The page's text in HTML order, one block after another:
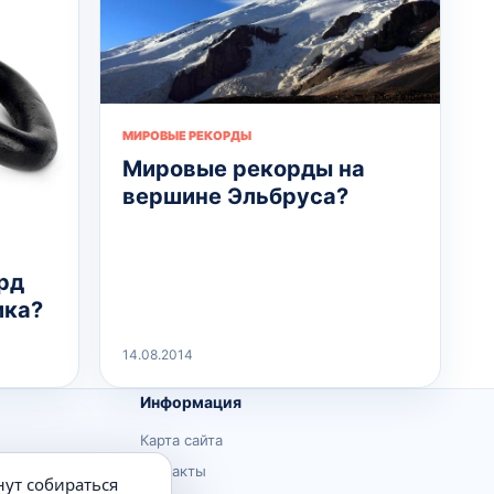
МИРОВЫЕ РЕКОРДЫ
Мировые рекорды на
вершине Эльбруса?
14.08.2014
Информация
Карта сайта
Контакты
собираться